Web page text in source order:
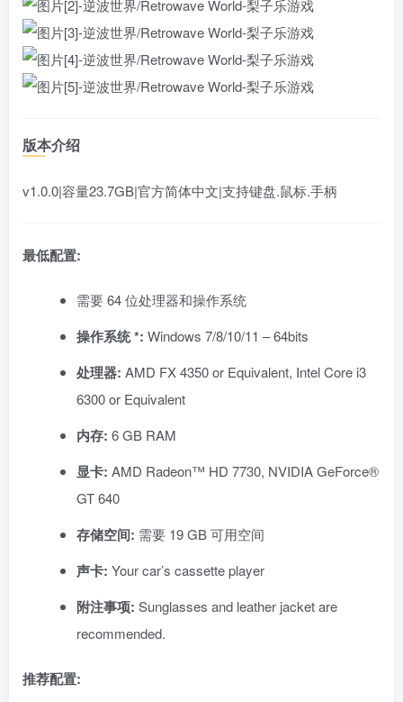
版本介绍
v1.0.0|容量23.7GB|官方简体中文|支持键盘.鼠标.手柄
最低配置:
需要 64 位处理器和操作系统
操作系统 *: Windows 7/8/10/11 – 64bits
处理器: AMD FX 4350 or Equivalent, Intel Core i3
6300 or Equivalent
内存: 6 GB RAM
显卡: AMD Radeon™ HD 7730, NVIDIA GeForce®
GT 640
存储空间: 需要 19 GB 可用空间
声卡: Your car’s cassette player
附注事项: Sunglasses and leather jacket are
recommended.
推荐配置: